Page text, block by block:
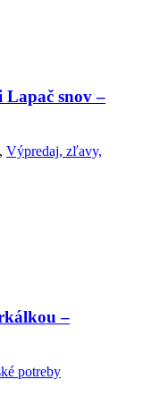
Lapač snov –
, Výpredaj, zľavy,
–
potreby